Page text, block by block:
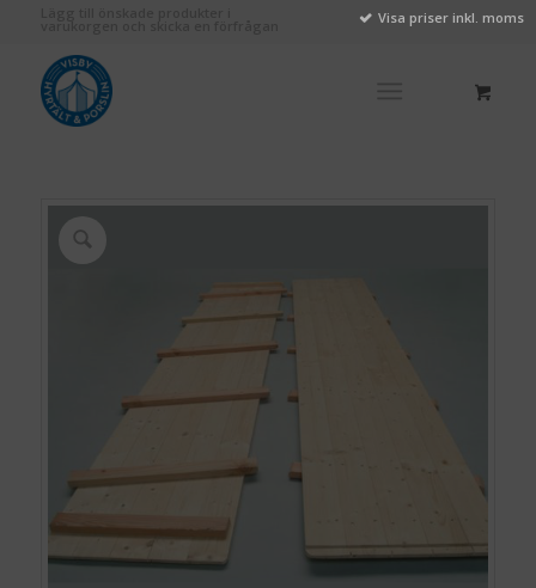
Visa priser inkl. moms